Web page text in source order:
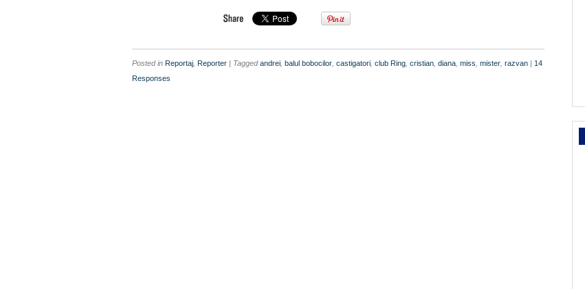
Posted in Reportaj Reporter | Taggedandrei balul bobocilor castigatori club Ring cristian diana miss mister razvan | 14
Responses